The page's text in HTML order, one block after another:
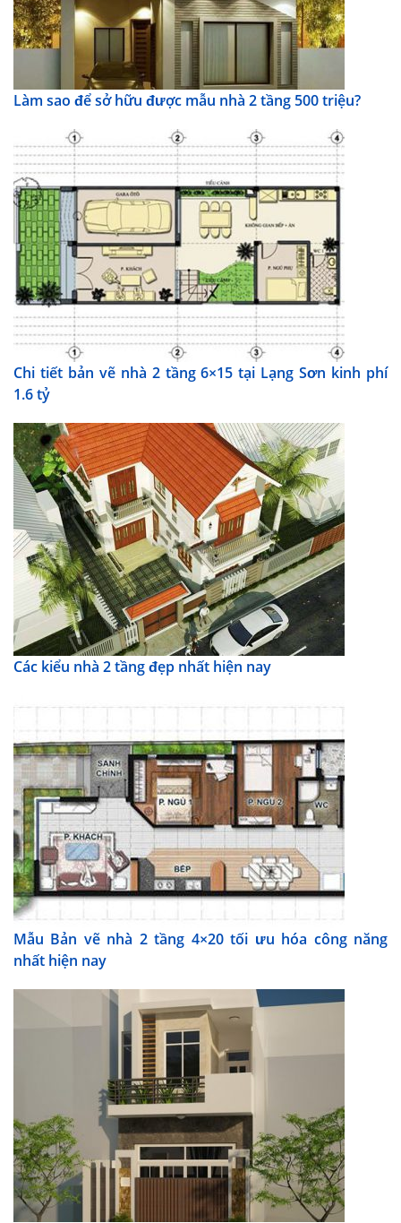
Làm sao để sở hữu được mẫu nhà 2 tầng 500 triệu?
Chi tiết bản vẽ nhà 2 tầng 6×15 tại Lạng Sơn kinh phí
1.6 tỷ
Các kiểu nhà 2 tầng đẹp nhất hiện nay
Mẫu Bản vẽ nhà 2 tầng 4×20 tối ưu hóa công năng
nhất hiện nay